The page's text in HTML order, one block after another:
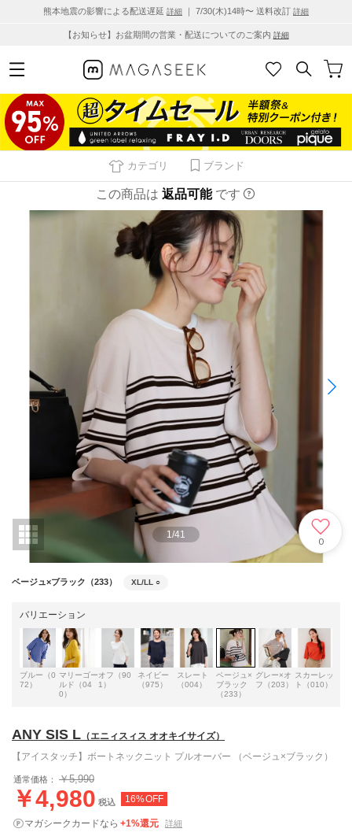
熊本地震の影響による配送遅延 詳細 ｜ 7/30(木)14時〜 送料改訂 詳細
【お知らせ】お盆期間の営業・配送についてのご案内 詳細
カテゴリ ブランド
この商品は 返品可能 です
1 /41
0
ベージュ×ブラック（233） XL/LL ○
バリエーション
ブルー（0
72）
マリーゴー
ルド（04
0）
オフ（90
1）
ネイビー
（975）
スレート
（004）
ベージュ×
ブラック
（233）
グレー×オ
フ（203）
スカーレッ
ト（010）
ANY SIS L （エニィスィス オオキイサイズ）
【アイスタッチ】ボートネックニット プルオーバー （ベージュ×ブラック）
通常価格： ￥5,990
￥4,980 税込 16%OFF
マガシークカードなら +1%還元 詳細